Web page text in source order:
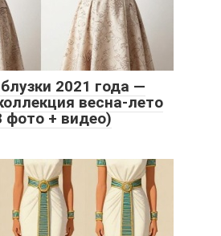
2021 года —
весна-лето
фото + видео)